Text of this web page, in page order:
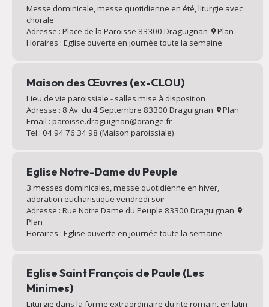
Messe dominicale, messe quotidienne en été, liturgie avec
chorale
Adresse : Place de la Paroisse 83300 Draguignan
Plan
Horaires : Eglise ouverte en journée toute la semaine
Maison des Œuvres (ex-CLOU)
Lieu de vie paroissiale - salles mise à disposition
Adresse : 8 Av. du 4 Septembre 83300 Draguignan
Plan
Email : paroisse.draguignan@orange.fr
Tel : 04 94 76 34 98 (Maison paroissiale)
Eglise Notre-Dame du Peuple
3 messes dominicales, messe quotidienne en hiver,
adoration eucharistique vendredi soir
Adresse : Rue Notre Dame du Peuple 83300 Draguignan
Plan
Horaires : Eglise ouverte en journée toute la semaine
Eglise Saint François de Paule (Les
Minimes)
Liturgie dans la forme extraordinaire du rite romain, en latin